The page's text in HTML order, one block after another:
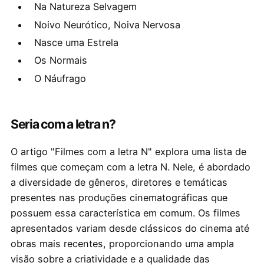
Na Natureza Selvagem
Noivo Neurótico, Noiva Nervosa
Nasce uma Estrela
Os Normais
O Náufrago
Seria com a letra n?
O artigo "Filmes com a letra N" explora uma lista de
filmes que começam com a letra N. Nele, é abordado
a diversidade de gêneros, diretores e temáticas
presentes nas produções cinematográficas que
possuem essa característica em comum. Os filmes
apresentados variam desde clássicos do cinema até
obras mais recentes, proporcionando uma ampla
visão sobre a criatividade e a qualidade das